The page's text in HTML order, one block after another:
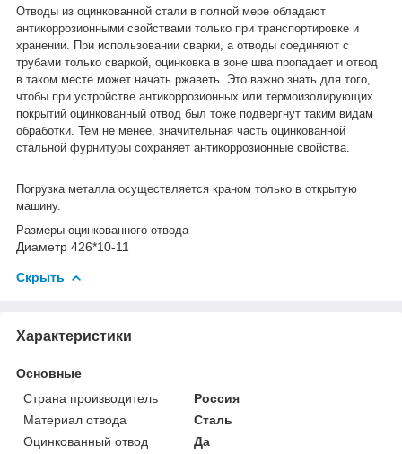
Отводы из оцинкованной стали в полной мере обладают
антикоррозионными свойствами только при транспортировке и
хранении. При использовании сварки, а отводы соединяют с
трубами только сваркой, оцинковка в зоне шва пропадает и отвод
в таком месте может начать ржаветь. Это важно знать для того,
чтобы при устройстве антикоррозионных или термоизолирующих
покрытий оцинкованный отвод был тоже подвергнут таким видам
обработки. Тем не менее, значительная часть оцинкованной
стальной фурнитуры сохраняет антикоррозионные свойства.
Погрузка металла осуществляется краном только в открытую
машину.
Размеры оцинкованного отвода
Диаметр 426*10-11
Скрыть
Характеристики
Основные
Страна производитель
Россия
Материал отвода
Сталь
Оцинкованный отвод
Да